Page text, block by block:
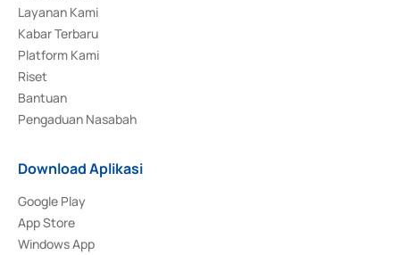
Layanan Kami
Kabar Terbaru
Platform Kami
Riset
Bantuan
Pengaduan Nasabah
Download Aplikasi
Google Play
App Store
Windows App